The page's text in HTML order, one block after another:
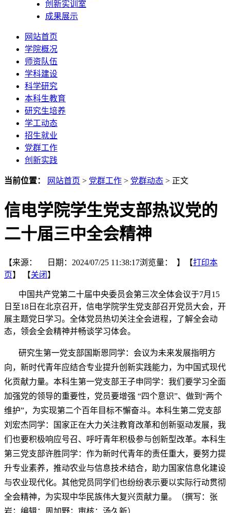
创新实训室
成果展示
网站首页
学院概况
师资队伍
学科建设
科学研究
本科生教育
研究生培养
学工动态
招生就业
党群工作
创新实践
当前位置： 网站首页 > 党群工作 > 党群动态 > 正文
信电学院学生党支部热议党的
二十届三中全会精神
【来源： 日期：2024/07/25 11:38:17浏览量： 】【打印本
页】 【关闭 】
中国共产党第二十届中央委员会第三次全体会议于7月 15
日至18 日在北京召开，信电学院学生党支部召开党员大会，开
展主题党日学习。全体党员热切关注全会进程，了解全会动
态，领会全会精神并畅谈学习体会。
研究生第一党支部国斯恩同学：会议为未来发展指明方
向，新时代青年应结合专业提升创新实践能力，为中国式现代
化贡献力量。本科生第一党支部王子申同学：我们要学习全面
加强党的领导的重要性，党员要增强 “四个意识”、做到“两个
维护”，为实现第二个百年目标不懈奋斗。本科生第二党支部
刘宏杰同学：国家正在大力关注教育改革和创新驱动发展，我
们也要积极响应号召、呼吁青年积极参与创新型改革。本科生
第三党支部许胜同学：作为新时代青年的责任重大，要努力提
升专业素养，推动农业与信息技术结合，助力国家信息化建设
与农业现代化。其他党员同学们也纷纷表示要以实际行动贯彻
全会精神，为实现中华民族伟大复兴贡献力量。（撰写：张
岩；编辑：周加野；审核：汤久新）